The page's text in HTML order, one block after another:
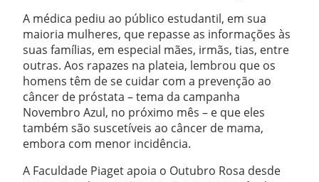
A médica pediu ao público estudantil, em sua
maioria mulheres, que repasse as informações às
suas famílias, em especial mães, irmãs, tias, entre
outras. Aos rapazes na plateia, lembrou que os
homens têm de se cuidar com a prevenção ao
câncer de próstata – tema da campanha
Novembro Azul, no próximo mês – e que eles
também são suscetíveis ao câncer de mama,
embora com menor incidência.
A Faculdade Piaget apoia o Outubro Rosa desde